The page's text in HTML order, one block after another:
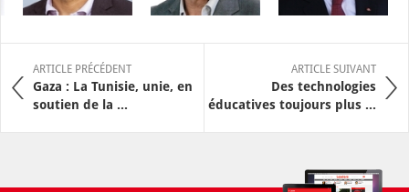
ARTICLE PRÉCÉDENT
Gaza : La Tunisie, unie, en
soutien de la ...
ARTICLE SUIVANT
Des technologies
éducatives toujours plus ...